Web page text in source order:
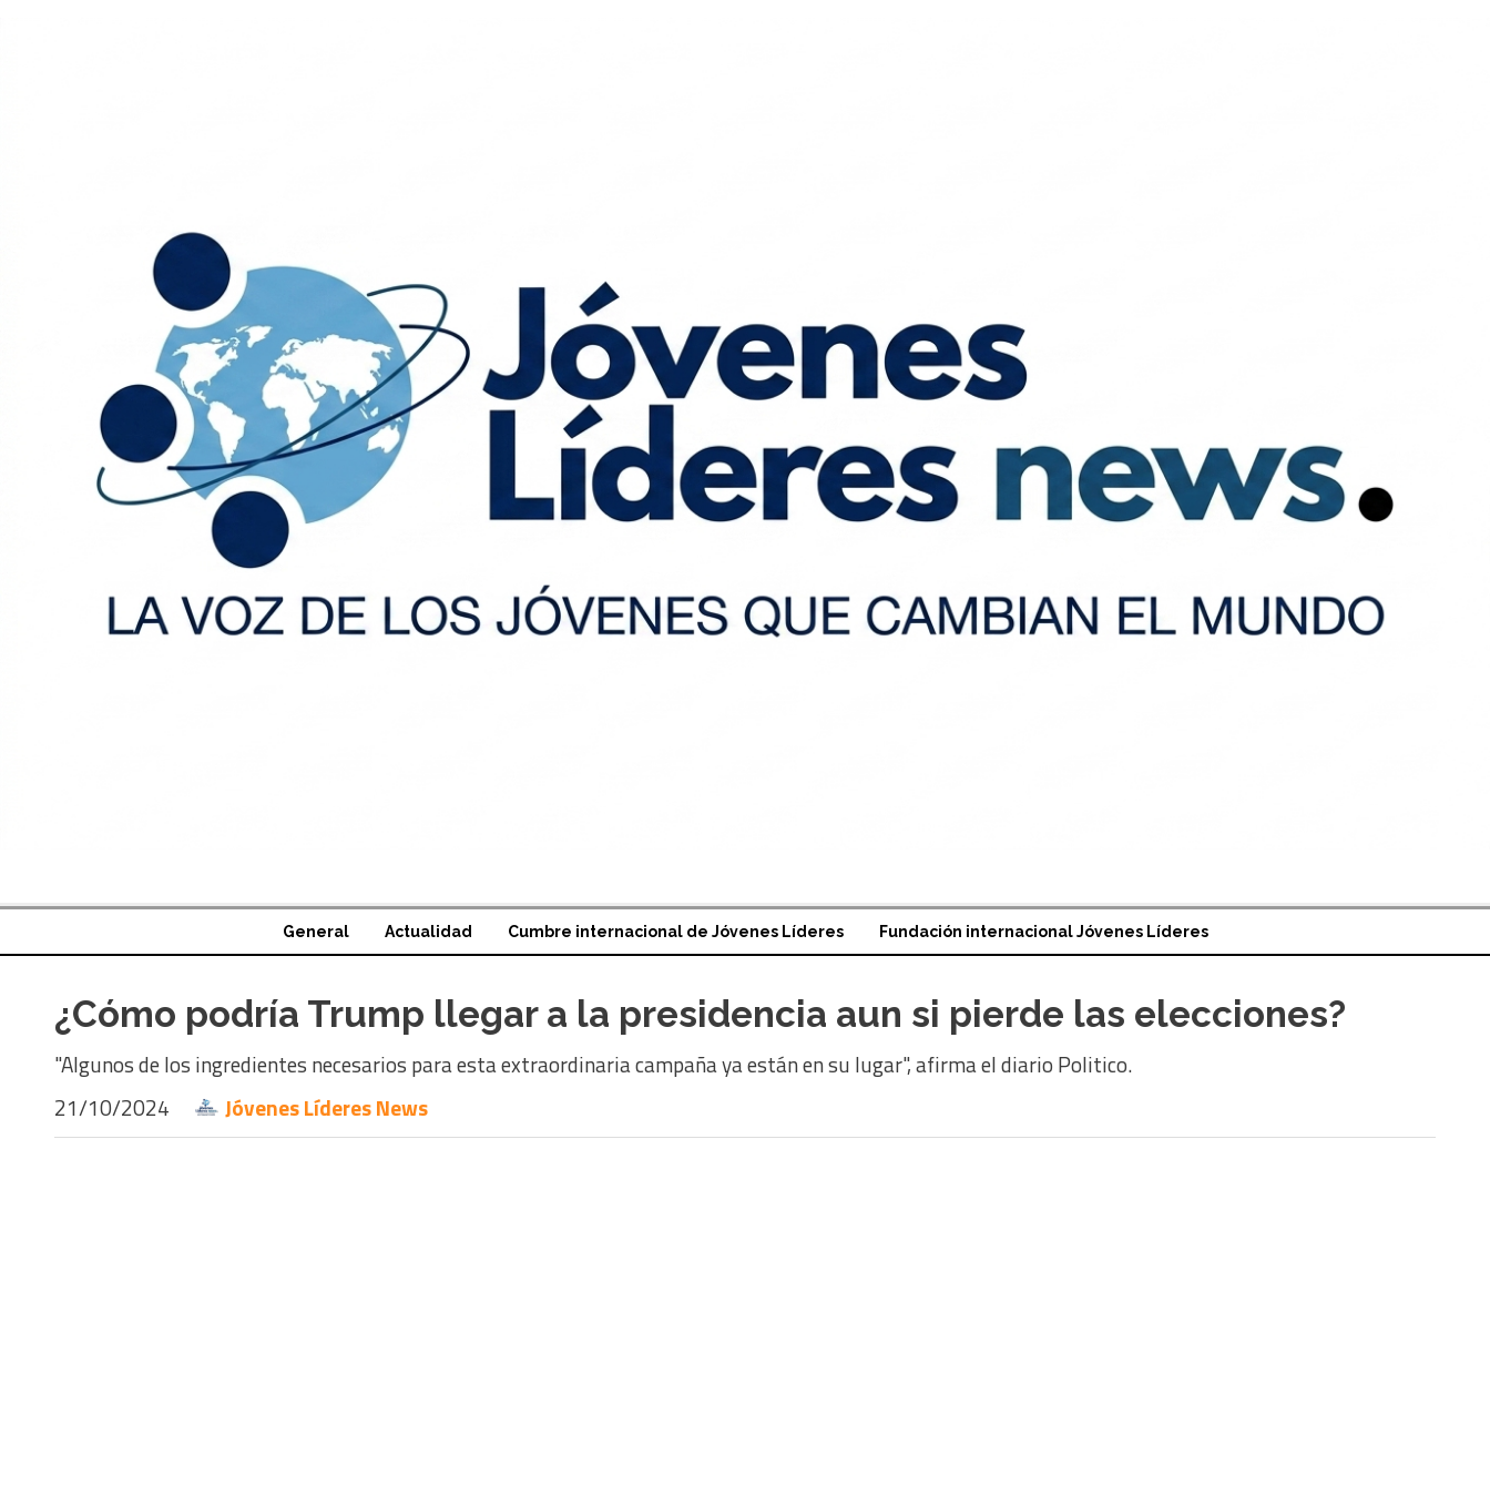
General Actualidad Cumbre internacional de Jóvenes Líderes Fundación internacional Jóvenes Líderes
¿Cómo podría Trump llegar a la presidencia aun si pierde las elecciones?
"Algunos de los ingredientes necesarios para esta extraordinaria campaña ya están en su lugar", afirma el diario Politico.
21/10/2024
Jóvenes Líderes News